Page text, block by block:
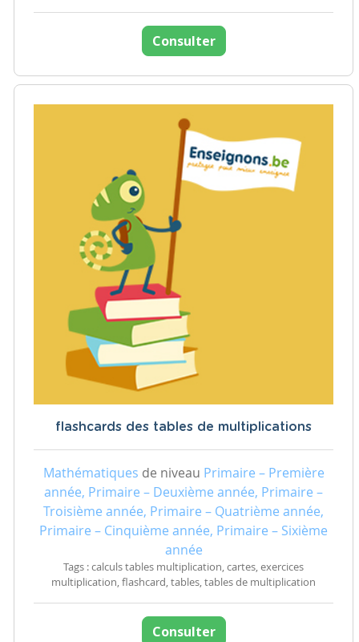
Consulter
flashcards des tables de multiplications
Mathématiques de niveau Primaire – Première
année, Primaire – Deuxième année, Primaire –
Troisième année, Primaire – Quatrième année,
Primaire – Cinquième année, Primaire – Sixième
année
Tags : calculs tables multiplication, cartes, exercices
multiplication, flashcard, tables, tables de multiplication
Consulter